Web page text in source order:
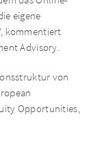
eigene
kommentiert
Advisory.
von
Opportunities,